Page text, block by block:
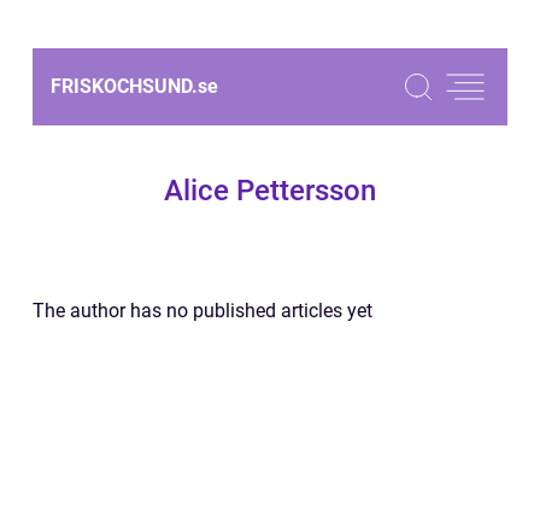
FRISKOCHSUND.se
Alice Pettersson
The author has no published articles yet